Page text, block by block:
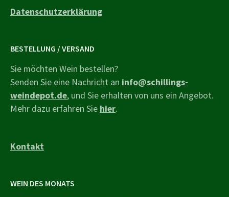
Datenschutzerklärung
BESTELLUNG / VERSAND
Sie möchten Wein bestellen?
Senden Sie eine Nachricht an info@schillings-
weindepot.de, und Sie erhalten von uns ein Angebot.
Mehr dazu erfahren Sie hier.
Kontakt
WEIN DES MONATS